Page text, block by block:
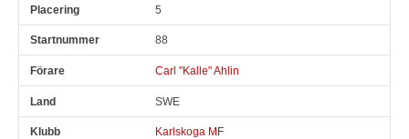
5
88
Carl "Kalle" Ahlin
SWE
Karlskoga MF